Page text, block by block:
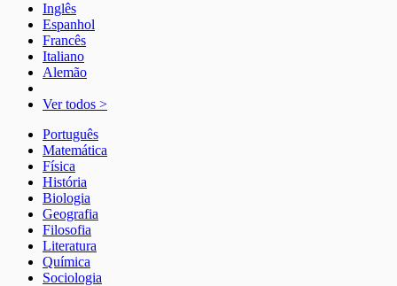
Inglês
Espanhol
Francês
Italiano
Alemão
Ver todos >
Português
Matemática
Física
História
Biologia
Geografia
Filosofia
Literatura
Química
Sociologia